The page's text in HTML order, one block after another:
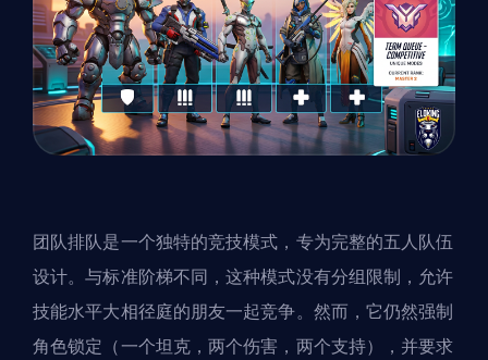
团队排队是一个独特的竞技模式，专为完整的五人队伍
设计。与标准阶梯不同，这种模式没有分组限制，允许
技能水平大相径庭的朋友一起竞争。然而，它仍然强制
角色锁定（一个坦克，两个伤害，两个支持），并要求